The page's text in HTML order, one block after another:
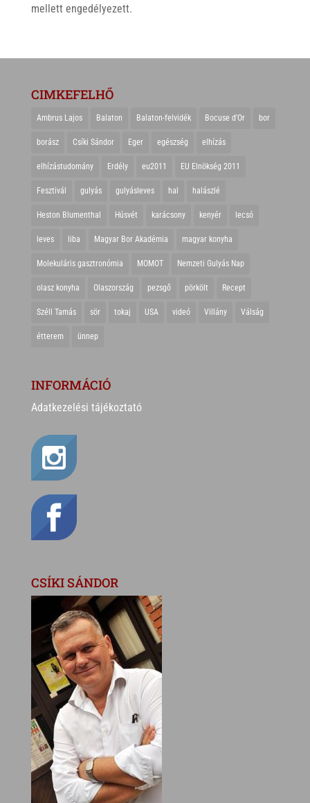
mellett engedélyezett.
CIMKEFELHŐ
Ambrus Lajos Balaton Balaton-felvidék Bocuse d'Or bor
borász Csíki Sándor Eger egészség elhízás
elhízástudomány Erdély eu2011 EU Elnökség 2011
Fesztivál gulyás gulyásleves hal halászlé
Heston Blumenthal Húsvét karácsony kenyér lecsó
leves liba Magyar Bor Akadémia magyar konyha
Molekuláris gasztronómia MOMOT Nemzeti Gulyás Nap
olasz konyha Olaszország pezsgő pörkölt Recept
Széll Tamás sör tokaj USA videó Villány Válság
étterem ünnep
INFORMÁCIÓ
Adatkezelési tájékoztató
CSÍKI SÁNDOR